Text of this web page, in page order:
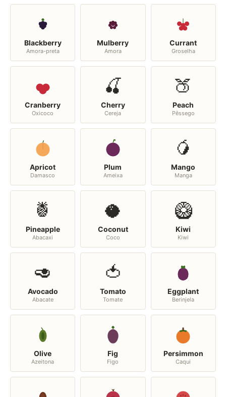
Blackberry
Amora-preta
Mulberry
Amora
Currant
Groselha
Cranberry
Oxicoco
🍒
Cherry
Cereja
🍑
Peach
Pêssego
Apricot
Damasco
Plum
Ameixa
🥭
Mango
Manga
🍍
Pineapple
Abacaxi
🥥
Coconut
Coco
🥝
Kiwi
Kiwi
🥑
Avocado
Abacate
🍅
Tomato
Tomate
Eggplant
Berinjela
Olive
Azeitona
Fig
Figo
Persimmon
Caqui